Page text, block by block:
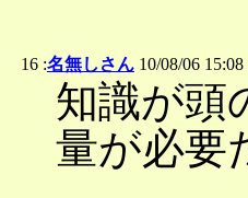
16 :名無しさん 10/08/06
知識が頭
量が必要